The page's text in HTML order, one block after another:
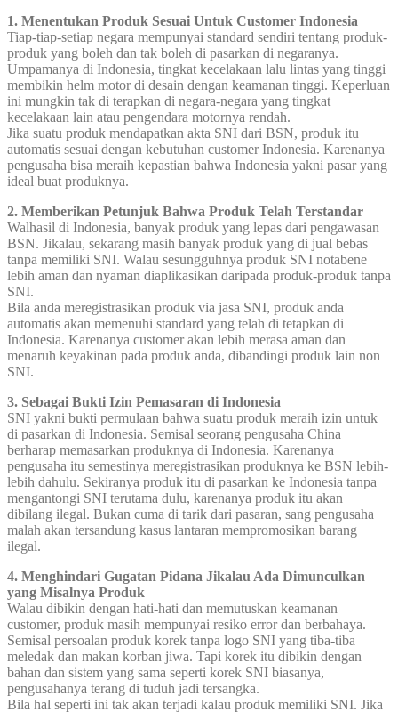
1. Menentukan Produk Sesuai Untuk Customer Indonesia
Tiap-tiap-setiap negara mempunyai standard sendiri tentang produk-
produk yang boleh dan tak boleh di pasarkan di negaranya.
Umpamanya di Indonesia, tingkat kecelakaan lalu lintas yang tinggi
membikin helm motor di desain dengan keamanan tinggi. Keperluan
ini mungkin tak di terapkan di negara-negara yang tingkat
kecelakaan lain atau pengendara motornya rendah.
Jika suatu produk mendapatkan akta SNI dari BSN, produk itu
automatis sesuai dengan kebutuhan customer Indonesia. Karenanya
pengusaha bisa meraih kepastian bahwa Indonesia yakni pasar yang
ideal buat produknya.
2. Memberikan Petunjuk Bahwa Produk Telah Terstandar
Walhasil di Indonesia, banyak produk yang lepas dari pengawasan
BSN. Jikalau, sekarang masih banyak produk yang di jual bebas
tanpa memiliki SNI. Walau sesungguhnya produk SNI notabene
lebih aman dan nyaman diaplikasikan daripada produk-produk tanpa
SNI.
Bila anda meregistrasikan produk via jasa SNI, produk anda
automatis akan memenuhi standard yang telah di tetapkan di
Indonesia. Karenanya customer akan lebih merasa aman dan
menaruh keyakinan pada produk anda, dibandingi produk lain non
SNI.
3. Sebagai Bukti Izin Pemasaran di Indonesia
SNI yakni bukti permulaan bahwa suatu produk meraih izin untuk
di pasarkan di Indonesia. Semisal seorang pengusaha China
berharap memasarkan produknya di Indonesia. Karenanya
pengusaha itu semestinya meregistrasikan produknya ke BSN lebih-
lebih dahulu. Sekiranya produk itu di pasarkan ke Indonesia tanpa
mengantongi SNI terutama dulu, karenanya produk itu akan
dibilang ilegal. Bukan cuma di tarik dari pasaran, sang pengusaha
malah akan tersandung kasus lantaran mempromosikan barang
ilegal.
4. Menghindari Gugatan Pidana Jikalau Ada Dimunculkan
yang Misalnya Produk
Walau dibikin dengan hati-hati dan memutuskan keamanan
customer, produk masih mempunyai resiko error dan berbahaya.
Semisal persoalan produk korek tanpa logo SNI yang tiba-tiba
meledak dan makan korban jiwa. Tapi korek itu dibikin dengan
bahan dan sistem yang sama seperti korek SNI biasanya,
pengusahanya terang di tuduh jadi tersangka.
Bila hal seperti ini tak akan terjadi kalau produk memiliki SNI. Jika